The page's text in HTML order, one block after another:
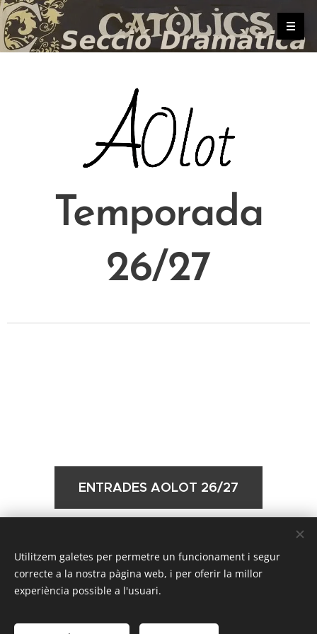
.
Temporada
26/27
ENTRADES AOLOT 26/27
TORNAR
Secció Dramàtica del Centre Catòlic d'Olot 2020
Utilitzem galetes per permetre un funcionament i segur
correcte a la nostra pàgina web, i per oferir la millor
experiència possible a l'usuari.